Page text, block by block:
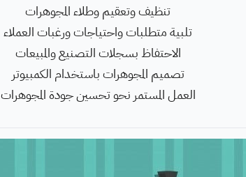
تنظيف وتعقيم وطلاء المجوهرات
تلبية متطلبات واحتياجات ورغبات العملاء
الاحتفاظ بسجلات التصنيع والمبيعات
تصميم المجوهرات باستخدام الكمبيوتر
العمل المستمر نحو تحسين جودة المجوهرات